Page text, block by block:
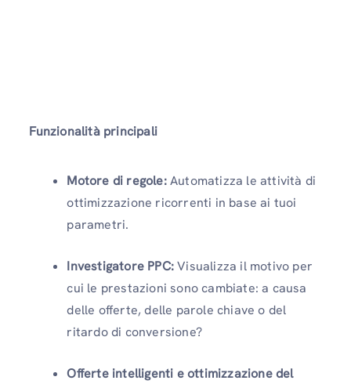
Funzionalità principali
Motore di regole:Automatizza le attività di
ottimizzazione ricorrenti in base ai tuoi
parametri.
Investigatore PPC:Visualizza il motivo per
cui le prestazioni sono cambiate: a causa
delle offerte, delle parole chiave o del
ritardo di conversione?
Offerte intelligenti e ottimizzazione del